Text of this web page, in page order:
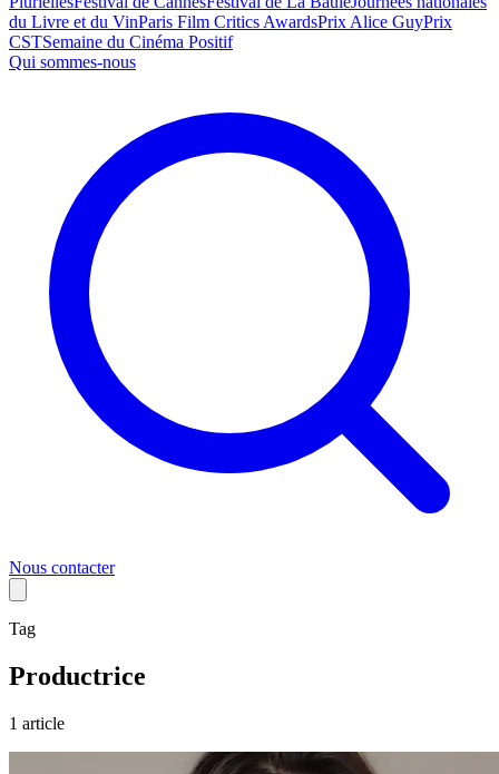
du Livre et du VinParis Film Critics AwardsPrix Alice GuyPrix
CSTSemaine du Cinéma Positif
Qui sommes-nous
Nous contacter
Tag
Productrice
1 article